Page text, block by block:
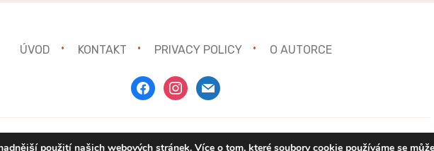
ÚVOD KONTAKT PRIVACY POLICY O AUTORCE
facebookinstagram
mail
Copyright © 2021Gurmánka.cz
použití našich webových stránek. Více o tom, které soubory cookie používáme se